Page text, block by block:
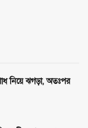
নিয়ে ঝগড়া, অতঃপর